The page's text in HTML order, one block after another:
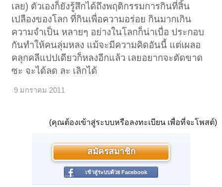
เลย) ตัวเองก็ยังรู้สึกได้ถึงพฤติกรรมการกินที่สิ้น
เปลืองของโลก ที่กินเพื่อความอร่อย กินมากเกิน
ความจำเป็น หลายๆ อย่างในโลกก็น่าเบื่อ ประกอบ
กันทำให้คนลุ่มหลง แม้จะมีความคิดอันนี้ แต่เผลอ
คลุกคลีแปปเดียวก็หลงอีกแล้ว เลยอยากจะตัดขาด
ซะ จะได้ลด ละ เลิกได้
9 มกราคม 2011
(คุณต้องเข้าสู่ระบบหรือลงทะเบียน เพื่อที่จะโพสต์)
สมัครสมาชิก
เข้าสู่ระบบด้วย Facebook